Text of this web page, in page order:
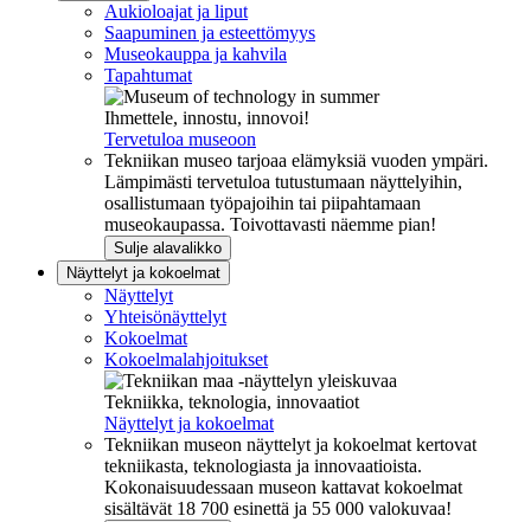
Aukioloajat ja liput
Saapuminen ja esteettömyys
Museokauppa ja kahvila
Tapahtumat
Ihmettele, innostu, innovoi!
Tervetuloa museoon
Tekniikan museo tarjoaa elämyksiä vuoden ympäri.
Lämpimästi tervetuloa tutustumaan näyttelyihin,
osallistumaan työpajoihin tai piipahtamaan
museokaupassa. Toivottavasti näemme pian!
Sulje alavalikko
Näyttelyt ja kokoelmat
Näyttelyt
Yhteisönäyttelyt
Kokoelmat
Kokoelmalahjoitukset
Tekniikka, teknologia, innovaatiot
Näyttelyt ja kokoelmat
Tekniikan museon näyttelyt ja kokoelmat kertovat
tekniikasta, teknologiasta ja innovaatioista.
Kokonaisuudessaan museon kattavat kokoelmat
sisältävät 18 700 esinettä ja 55 000 valokuvaa!